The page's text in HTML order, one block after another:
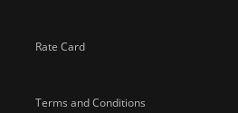
Rate Card
Terms and Conditions